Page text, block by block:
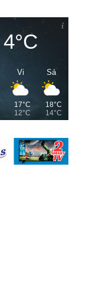
4°C
Vi
17°C
12°C
Sá
18°C
14°C